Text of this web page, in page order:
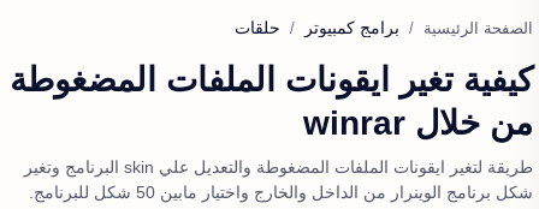
الصفحة الرئيسية برامج كمبيوتر حلقات
كيفية تغير ايقونات الملفات المضغوطة
من خلال winrar
طريقة لتغير ايقونات الملفات المضغوطة والتعديل علي skin البرنامج وتغير
شكل برنامج الوينرار من الداخل والخارج واختيار مابين 50 شكل للبرنامج.